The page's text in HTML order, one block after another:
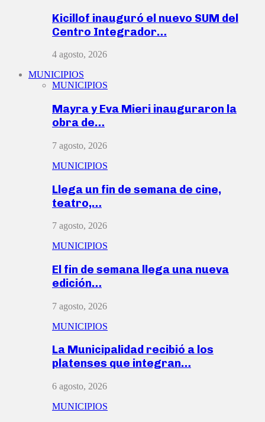
Kicillof inauguró el nuevo SUM del
Centro Integrador…
4 agosto, 2026
MUNICIPIOS
MUNICIPIOS
Mayra y Eva Mieri inauguraron la
obra de…
7 agosto, 2026
MUNICIPIOS
Llega un fin de semana de cine,
teatro,…
7 agosto, 2026
MUNICIPIOS
El fin de semana llega una nueva
edición…
7 agosto, 2026
MUNICIPIOS
La Municipalidad recibió a los
platenses que integran…
6 agosto, 2026
MUNICIPIOS